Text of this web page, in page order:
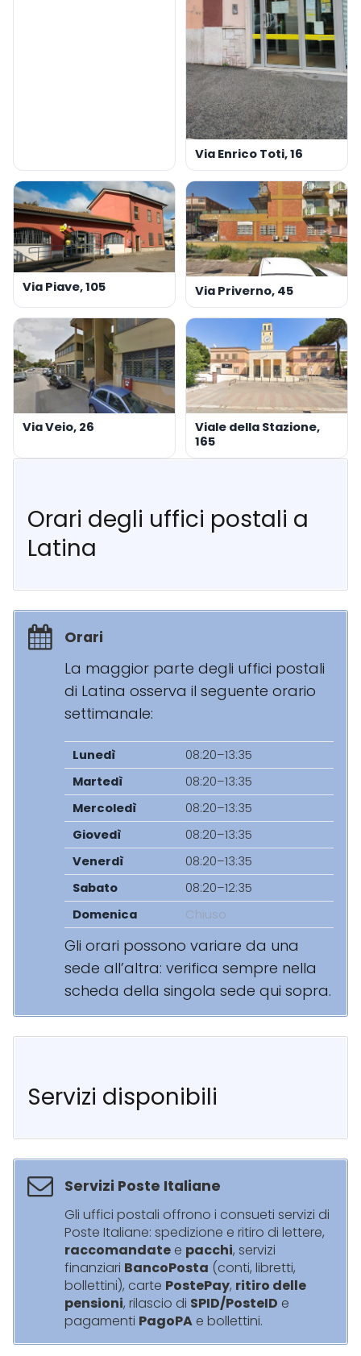
Via Enrico Toti, 16
Via Piave, 105 Via Priverno, 45
Via Veio, 26
Viale della Stazione,
165
Orari degli uffici postali a
Latina
Orari
La maggior parte degli uffici postali
di Latina osserva il seguente orario
settimanale:
Lunedì
08:20–13:35
Martedì
08:20–13:35
Mercoledì
08:20–13:35
Giovedì
08:20–13:35
Venerdì
08:20–13:35
Sabato
08:20–12:35
Domenica
Chiuso
Gli orari possono variare da una
sede all’altra: verifica sempre nella
scheda della singola sede qui sopra.
Servizi disponibili
Servizi Poste Italiane
Gli uffici postali offrono i consueti servizi di
Poste Italiane: spedizione e ritiro di lettere,
raccomandate e pacchi, servizi
finanziari BancoPosta (conti, libretti,
bollettini), carte PostePay, ritiro delle
pensioni, rilascio di SPID/PosteID e
pagamenti PagoPA e bollettini.